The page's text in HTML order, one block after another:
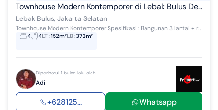
Townhouse Modern Kontemporer di Lebak Bulus Dekat MRT Fatmawati
Lebak Bulus, Jakarta Selatan
Townhouse Modern Kontemporer Spesifikasi : Bangunan 3 lantai + rooftop - kamar utama + kamar mandi utama - kamar anak + kamar mandi - kamar orang ...
4
4LT:152m²LB:373m²
Diperbarui 1 bulan lalu oleh
Adi
+628125... Whatsapp